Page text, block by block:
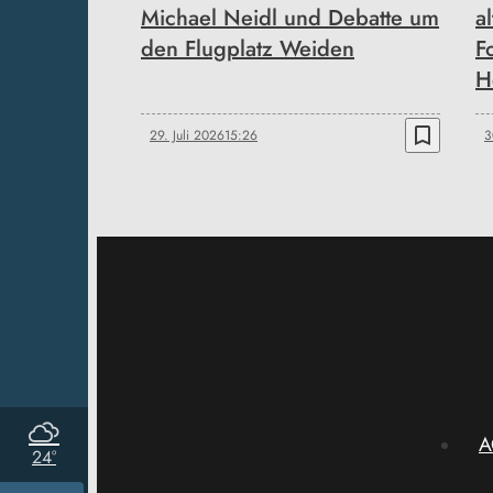
24°
Michael Neidl und Debatte um
den Flugplatz Weiden
29. Juli 202615:26 bookmark_border